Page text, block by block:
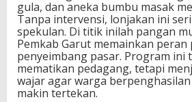
gula, dan aneka bumbu masak
Tanpa intervensi, lonjakan ini
spekulan. Di titik inilah pangan
Pemkab Garut memainkan
penyeimbang pasar. Program ini
mematikan pedagang, tetapi
wajar agar warga
makin tertekan.